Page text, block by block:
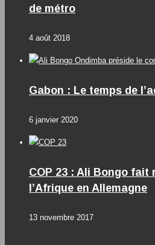
de métro
4 août 2018
Gabon : Le temps de
6 janvier 2020
COP 23 : Ali Bongo fait
l’Afrique en Allemagne
13 novembre 2017